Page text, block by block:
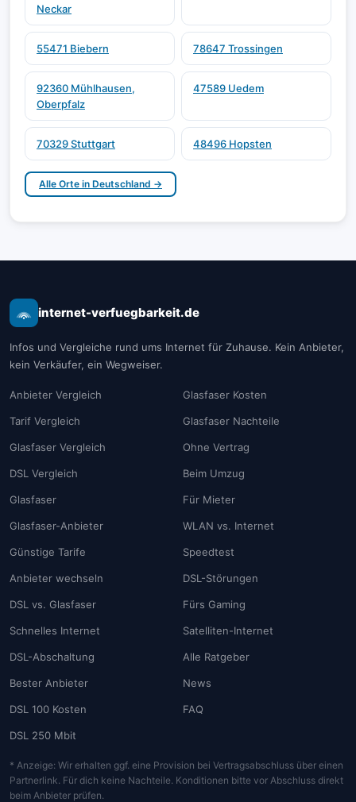
Neckar
55471 Biebern 78647 Trossingen
92360 Mühlhausen,
Oberpfalz
47589 Uedem
70329 Stuttgart 48496 Hopsten
Alle Orte in Deutschland →
internet-verfuegbarkeit.de
Infos und Vergleiche rund ums Internet für Zuhause. Kein Anbieter,
kein Verkäufer, ein Wegweiser.
Anbieter Vergleich
Tarif Vergleich
Glasfaser Vergleich
DSL Vergleich
Glasfaser
Glasfaser-Anbieter
Günstige Tarife
Anbieter wechseln
DSL vs. Glasfaser
Schnelles Internet
DSL-Abschaltung
Bester Anbieter
DSL 100 Kosten
DSL 250 Mbit
Glasfaser Kosten
Glasfaser Nachteile
Ohne Vertrag
Beim Umzug
Für Mieter
WLAN vs. Internet
Speedtest
DSL-Störungen
Fürs Gaming
Satelliten-Internet
Alle Ratgeber
News
FAQ
* Anzeige: Wir erhalten ggf. eine Provision bei Vertragsabschluss über einen
Partnerlink. Für dich keine Nachteile. Konditionen bitte vor Abschluss direkt
beim Anbieter prüfen.